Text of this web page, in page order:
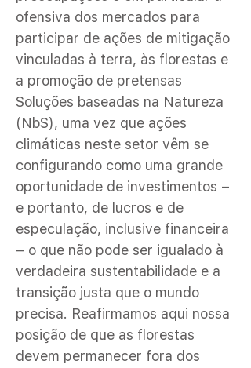
ofensiva dos mercados para
participar de ações de mitigação
vinculadas à terra, às florestas e
a promoção de pretensas
Soluções baseadas na Natureza
(NbS), uma vez que ações
climáticas neste setor vêm se
configurando como uma grande
oportunidade de investimentos –
e portanto, de lucros e de
especulação, inclusive financeira
– o que não pode ser igualado à
verdadeira sustentabilidade e a
transição justa que o mundo
precisa. Reafirmamos aqui nossa
posição de que as florestas
devem permanecer fora dos